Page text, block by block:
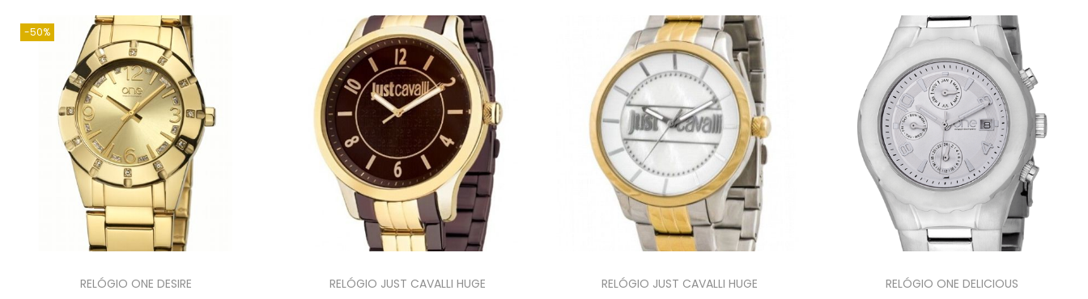
-50%
RELÓGIO ONE DESIRE
RELÓGIO JUST CAVALLI HUGE
RELÓGIO JUST CAVALLI HUGE
RELÓGIO ONE DELICIOUS